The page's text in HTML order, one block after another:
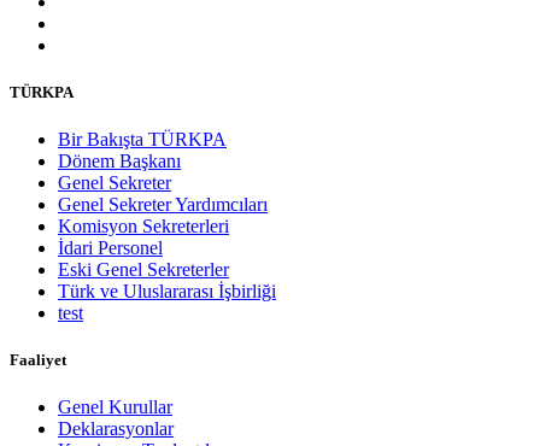
TÜRKPA
Bir Bakışta TÜRKPA
Dönem Başkanı
Genel Sekreter
Genel Sekreter Yardımcıları
Komisyon Sekreterleri
İdari Personel
Eski Genel Sekreterler
Türk ve Uluslararası İşbirliği
test
Faaliyet
Genel Kurullar
Deklarasyonlar